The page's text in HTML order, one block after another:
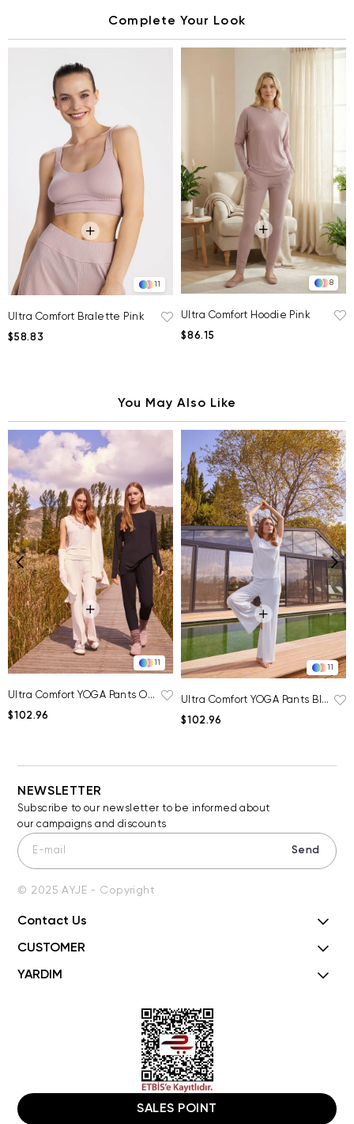
Complete Your Look
11
Ultra Comfort Bralette Pink
$58.83
8
Ultra Comfort Hoodie Pink
$86.15
You May Also Like
11
Ultra Comfort YOGA Pants Off White
$102.96
11
Ultra Comfort YOGA Pants Blue
$102.96
NEWSLETTER
Subscribe to our newsletter to be informed about
our campaigns and discounts
Send
© 2025 AYJE - Copyright
Contact Us
CUSTOMER
YARDIM
SALES POINT